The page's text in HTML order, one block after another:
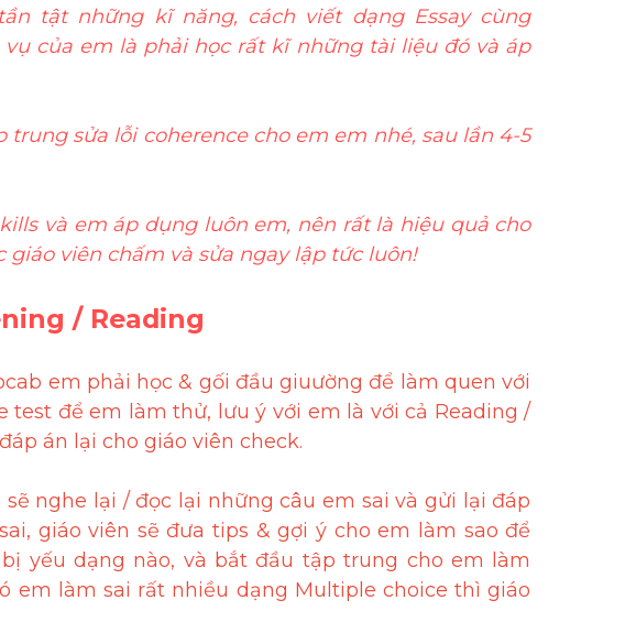
tật những kĩ năng, cách viết dạng Essay cùng
của em là phải học rất kĩ những tài liệu đó và áp
sửa lỗi coherence cho em em nhé, sau lần 4-5
và em áp dụng luôn em, nên rất là hiệu quả cho
viên chấm và sửa ngay lập tức luôn!
/ Reading
em phải học & gối đầu giuường để làm quen với
test để em làm thử, lưu ý với em là với cả Reading /
án lại cho giáo viên check.
nghe lại / đọc lại những câu em sai và gửi lại đáp
giáo viên sẽ đưa tips & gợi ý cho em làm sao để
yếu dạng nào, và bắt đầu tập trung cho em làm
em làm sai rất nhiều dạng Multiple choice thì giáo